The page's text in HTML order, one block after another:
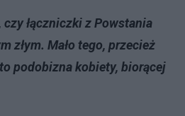
łączniczki z Powstania
złym. Mało tego, przecież
podobizna kobiety, biorącej